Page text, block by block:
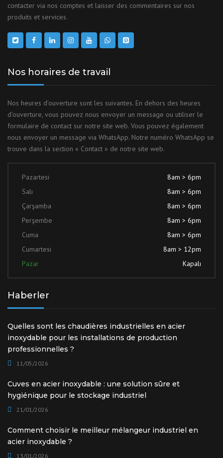
contacter via nos comptes et laisser des commentaires sur nos
produits et services.
Nos horaires de travail
Nos heures d’ouverture sont les suivantes. En dehors des heures
d’ouverture, vous pouvez nous envoyer un message ou utiliser le
formulaire de contact sur notre site web. Vous pouvez également
nous envoyer un message via WhatsApp. Notre numéro WhatsApp se
trouve dans la section « Contact » de notre site web.
Pazartesi
8am > 6pm
Salı
8am > 6pm
Çarşamba
8am > 6pm
Perşembe
8am > 6pm
Cuma
8am > 6pm
Cumartesi
8am > 12pm
Pazar
Kapalı
Haberler
Quelles sont les chaudières industrielles en acier
inoxydable pour les installations de production
professionnelles ?
11/05/2026
Cuves en acier inoxydable : une solution sûre et
hygiénique pour le stockage industriel
21/01/2026
Comment choisir le meilleur mélangeur industriel en
acier inoxydable ?
13/01/2026